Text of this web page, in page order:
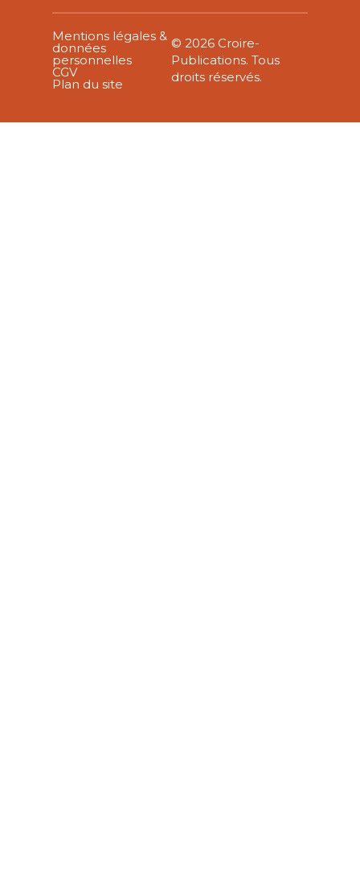
Mentions légales &
données
personnelles
CGV
Plan du site
© 2026 Croire-
Publications. Tous
droits réservés.